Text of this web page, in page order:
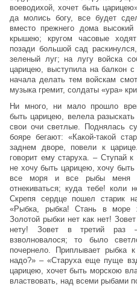
воеводихой, хочет быть
да молись богу, все будет
вместо прежнего дома
крышею; кругом часовые
позади большой сад
зеленый луг; на лугу войска
царицею, выступила на балкон
начала делать тем войскам
музыка гремит, солдаты «ура»
Ни много, ни мало прошло
быть царицею, велела
свои очи светлые. Поднялась
бояре бегают: «Какой-такой
заднем дворе, повели к
говорит ему старуха. – Ступай
не хочу быть царицею, хочу
все моря и все рыбы меня
отнекиваться; куда тебе! коли
Скрепя сердце пошел старик
«Рыбка, рыбка! Стань в море
Золотой рыбки нет как нет!
нету! Зовет в третий раз
взволновалося; то было
почернело. Приплывает рыбка
надо?» – «Старуха еще пуще
царицею, хочет быть морскою
властвовать, над всеми рыбами